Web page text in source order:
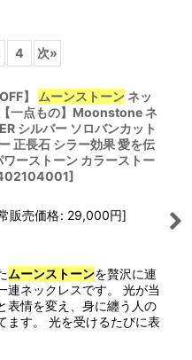
む
4 次»
】 ムーンストーンネッ
一点もの】Moonstone ネ
シルバー ソロバンカット
正長石 シラー効果 愛を伝
ワーストーン カラーストー
]
販売価格: 29,000円]
ムーンストーンを贅沢に連
連ネックレスです。 光が当
表情を変え、身に纏う人の
ます。 光を受けるたびに表